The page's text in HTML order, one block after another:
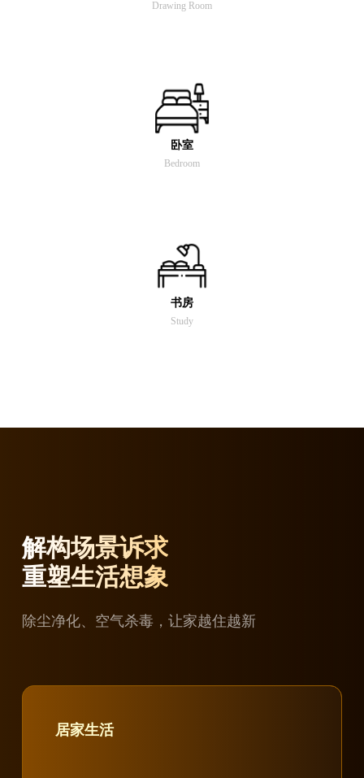
Drawing Room
卧室
Bedroom
书房
Study
解构场景诉求
重塑生活想象
除尘净化、空气杀毒，让家越住越新
居家生活